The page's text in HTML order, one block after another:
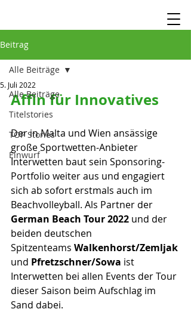
Beitrag
Alle Beiträge
Titelstories
TOP Stories
Einwurf
Alle Beiträge
5. Juli 2022
Affin für Innovatives
Der in Malta und Wien ansässige
große Sportwetten-Anbieter
Interwetten baut sein Sponsoring-
Portfolio weiter aus und engagiert
sich ab sofort erstmals auch im
Beachvolleyball. Als Partner der
German Beach Tour 2022 und der
beiden deutschen
Spitzenteams Walkenhorst/Zemljak
und Pfretzschner/Sowa ist
Interwetten bei allen Events der Tour
dieser Saison beim Aufschlag im
Sand dabei.